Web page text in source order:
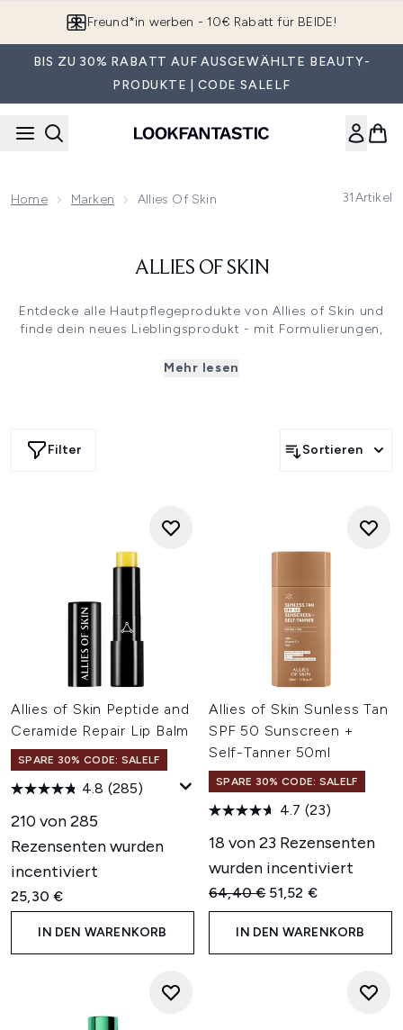
Freund*in werben - 10€ Rabatt für BEIDE!
BIS ZU 30% RABATT AUF AUSGEWÄHLTE BEAUTY-
PRODUKTE | CODE SALELF
Home Marken Allies Of Skin 31Artikel
ALLIES OF SKIN
Entdecke alle Hautpflegeprodukte von Allies of Skin und
finde dein neues Lieblingsprodukt - mit Formulierungen,
und sulfatfrei. Ohne austrocknende Alkohole und ohne
Mehr lesen
Filter Sortieren
Allies of Skin Peptide and
Ceramide Repair Lip Balm
SPARE 30% CODE: SALELF
4.8 (285)
210 von 285
Rezensenten wurden
incentiviert
25,30 €
IN DEN WARENKORB
Allies of Skin Sunless Tan
SPF 50 Sunscreen +
Self-Tanner 50ml
SPARE 30% CODE: SALELF
4.7 (23)
18 von 23 Rezensenten
wurden incentiviert
Unverbindliche
64,40 € Aktueller Preis:
51,52 €
IN DEN WARENKORB